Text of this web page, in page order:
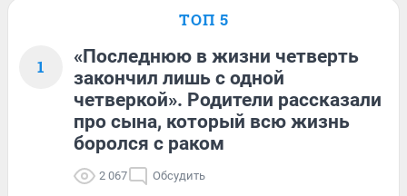
ТОП 5
1
«Последнюю в жизни четверть
закончил лишь с одной
четверкой». Родители рассказали
про сына, который всю жизнь
боролся с раком
2 067 Обсудить